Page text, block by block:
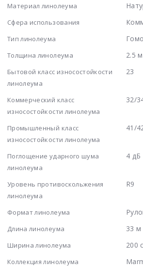
Материал линолеума
Сфера использования
Тип линолеума
Толщина линолеума 2.5
Бытовой класс износостойкости
линолеума
23
Коммерческий класс
износостойкости линолеума
32/
Промышленный класс
износостойкости линолеума
41/
Поглощение ударного шума
линолеума
4 дБ
Уровень противоскольжения
линолеума
R9
Формат линолеума
Длина линолеума 33 м
Ширина линолеума 200
Коллекция линолеума